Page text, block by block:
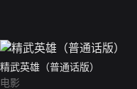
精武英雄（普通话版）
电影